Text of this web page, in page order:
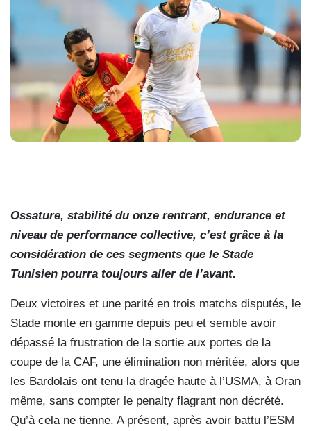
Ossature, stabilité du onze rentrant, endurance et
niveau de performance collective, c’est grâce à la
considération de ces segments que le Stade
Tunisien pourra toujours aller de l’avant.
Deux victoires et une parité en trois matchs disputés, le
Stade monte en gamme depuis peu et semble avoir
dépassé la frustration de la sortie aux portes de la
coupe de la CAF, une élimination non méritée, alors que
les Bardolais ont tenu la dragée haute à l’USMA, à Oran
même, sans compter le penalty flagrant non décrété.
Qu’à cela ne tienne. A présent, après avoir battu l’ESM